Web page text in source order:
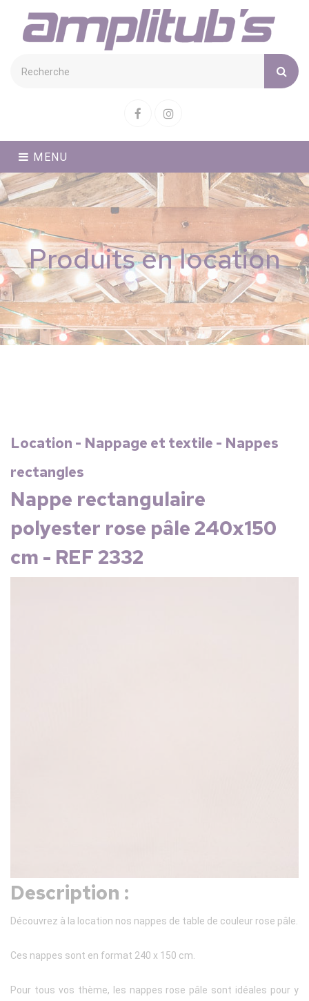
FacebookInstagram
MENU
Produits en location
Location - Nappage et textile - Nappes
rectangles
Nappe rectangulaire
polyester rose pâle 240x150
cm - REF 2332
Description :
Découvrez à la location nos nappes de table de couleur rose pâle.
Ces nappes sont en format 240 x 150 cm.
Pour tous vos thème, les nappes rose pâle sont idéales pour y
Cookies management panel